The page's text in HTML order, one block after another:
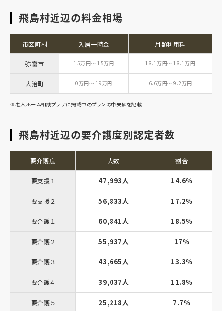
飛島村近辺の料金相場
市区町村 入居一時金 月額利用料
弥富市 15万円～ 15万円 18.1万円～ 18.1万円
大治町 0万円～ 19万円 6.6万円～ 9.2万円
※老人ホーム相談プラザに掲載中のプランの中央値を記載
飛島村近辺の要介護度別認定者数
要介護度 人数 割合
要支援１ 47,993人 14.6％
要支援２ 56,833人 17.2％
要介護１ 60,841人 18.5％
要介護２ 55,937人 17％
要介護３ 43,665人 13.3％
要介護４ 39,037人 11.8％
要介護５ 25,218人 7.7％